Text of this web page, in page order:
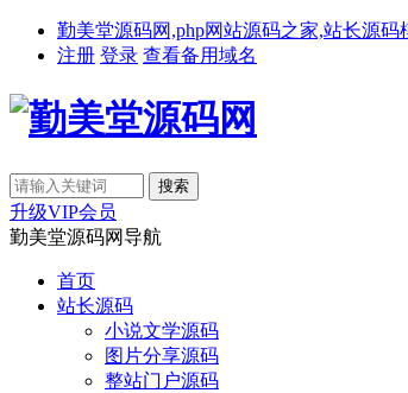
勤美堂源码网,php网站源码之家,站长源码
注册 登录 查看备用域名
升级VIP会员
勤美堂源码网导航
首页
站长源码
小说文学源码
图片分享源码
整站门户源码